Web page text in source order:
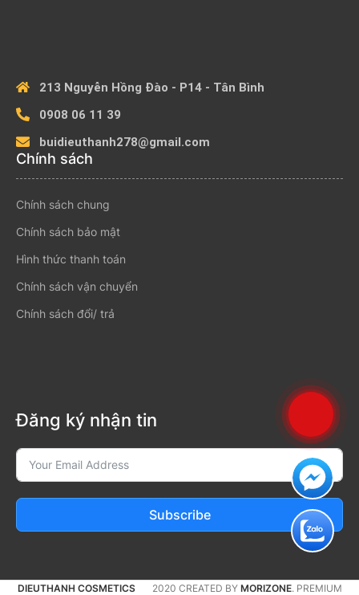
213 Nguyễn Hồng Đào - P14 - Tân Bình
0908 06 11 39
buidieuthanh278@gmail.com
Chính sách
Chính sách chung
Chính sách bảo mật
Hình thức thanh toán
Chính sách vận chuyển
Chính sách đổi/ trả
Đăng ký nhận tin
Subscribe
DIEUTHANH COSMETICS 2020 CREATED BY MORIZONE. PREMIUM